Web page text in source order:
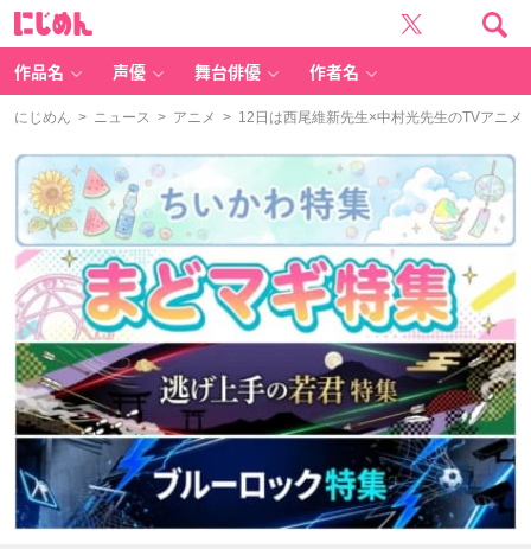
作品名 声優 舞台俳優 作者名
にじめん > ニュース > アニメ > 12日は西尾維新先生×中村光先生のTVアニメ